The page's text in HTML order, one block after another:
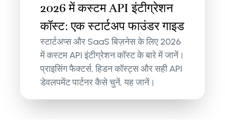
2026 में कस्टम API इंटीग्रेशन
कॉस्ट: एक स्टार्टअप फाउंडर गाइड
स्टार्टअप्स और SaaS बिज़नेस के लिए 2026
में कस्टम API इंटीग्रेशन कॉस्ट के बारे में जानें।
प्राइसिंग फैक्टर्स, हिडन कॉस्ट्स और सही API
डेवलपमेंट पार्टनर कैसे चुनें, यह जानें।